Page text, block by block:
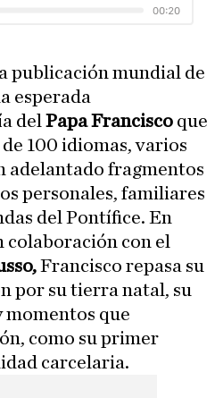
publicación mundial de
esperada
delPapa Francisco que
100 idiomas, varios
adelantado fragmentos
personales, familiares
del Pontífice. En
colaboración con el
Francisco repasa su
por su tierra natal, su
momentos que
como su primer
carcelaria.